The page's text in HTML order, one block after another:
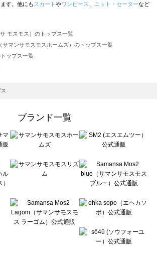
す。他にも スカート やワンピース ニット・セーターなど
モスモス）のトップス一覧
サマンサモスモスホームズ）のトップス一覧
ップス一覧
（ツハルバイサマンサモスモス）のトップス一覧
ンサモスモス ブルー）のトップス一覧
のトップス一覧
プス一覧
チ クラシック）のトップス一覧
ール）のトップス一覧
ズブルー）のトップス一覧
）のトップス一覧
ブランド一覧